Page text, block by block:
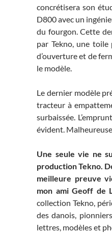
concrétisera son
D800 avec un
du fourgon. Cette
par Tekno, une toile
d’ouverture et de
le modèle.
Le dernier modèle
tracteur à
surbaissée.
évident.
Une seule vie ne
production Tekno.
meilleure preuve
mon ami Geoff de
collection Tekno,
des danois,
lettres, modèles et